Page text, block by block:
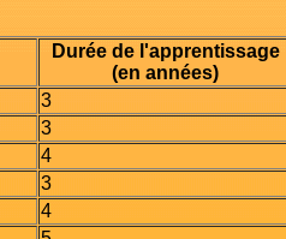
Durée de l'apprentissage
(en années)
3
3
4
3
4